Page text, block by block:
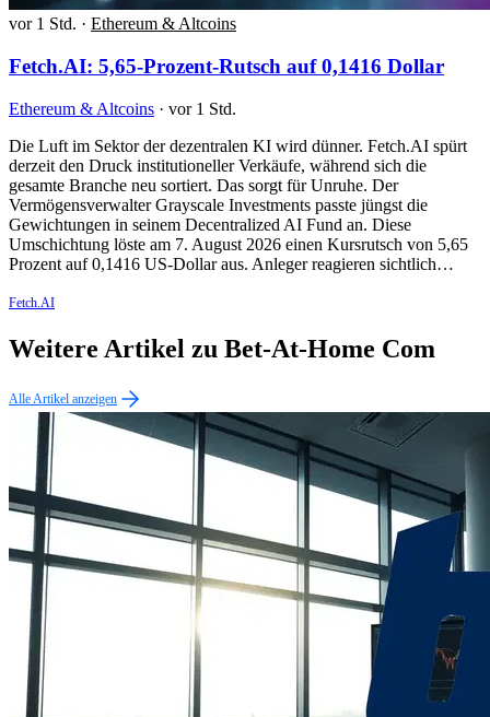
vor 1 Std. · Ethereum & Altcoins
Fetch.AI: 5,65-Prozent-Rutsch auf 0,1416 Dollar
Ethereum & Altcoins · vor 1 Std.
Die Luft im Sektor der dezentralen KI wird dünner. Fetch.AI spürt
derzeit den Druck institutioneller Verkäufe, während sich die
gesamte Branche neu sortiert. Das sorgt für Unruhe. Der
Vermögensverwalter Grayscale Investments passte jüngst die
Gewichtungen in seinem Decentralized AI Fund an. Diese
Umschichtung löste am 7. August 2026 einen Kursrutsch von 5,65
Prozent auf 0,1416 US-Dollar aus. Anleger reagieren sichtlich…
Fetch.AI
Weitere Artikel zu Bet-At-Home Com
Alle Artikel anzeigen